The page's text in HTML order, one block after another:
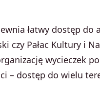
łatwy dostęp do
czy Pałac Kultury i
wycieczek
– dostęp do wielu